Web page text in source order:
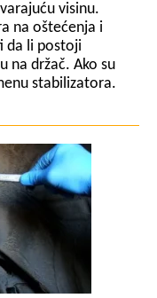
visinu.
na oštećenja i
da li postoji
na držač. Ako su
stabilizatora.